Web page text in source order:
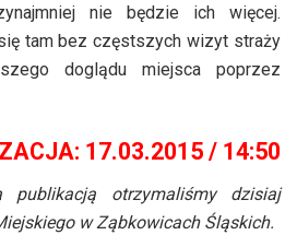
nie będzie ich więcej.
tam bez częstszych wizyt straży
doglądu miejsca poprzez
17.03.2015 / 14:50
otrzymaliśmy dzisiaj
w Ząbkowicach Śląskich.